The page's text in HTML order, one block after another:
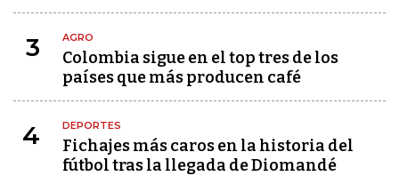
3 AGRO
Colombia sigue en el top tres de los
países que más producen café
4 DEPORTES
Fichajes más caros en la historia del
fútbol tras la llegada de Diomandé